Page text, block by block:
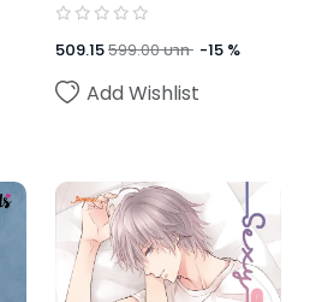
509.15599.00บาท -15 %
Add Wishlist